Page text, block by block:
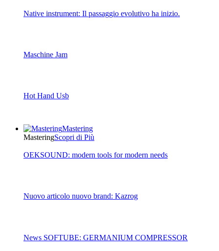
Native instrument: Il passaggio evolutivo ha inizio.
Maschine Jam
Hot Hand Usb
Mastering
MasteringScopri di Più
OEKSOUND: modern tools for modern needs
Nuovo articolo nuovo brand: Kazrog
News SOFTUBE: GERMANIUM COMPRESSOR